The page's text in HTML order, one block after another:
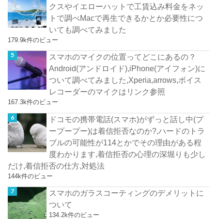
クスやイエローハットで工賃込み料金をネッ
トで調べMacで再生できるかとか必要性につ
いても調べてみました
179.9k件のビュー
スマホのマイクの位置ってどこにあるの？
Android(アンドロイド),iPhone(アイフォン)に
ついて調べてみました,Xperia,arrows,ボイス
レコーダーのマイクはリンク参照
167.3k件のビュー
ドコモの携帯電話(スマホ)がずっと話し中(プ
ープープー)は着信拒否なのか?,ハードのトラ
ブルの可能性が114とかでその理由がある程
度わかります,着信拒否の心理の深堀りも少し
だけ,着信拒否の仕方,対処法
144k件のビュー
スマホのガラスコーティングのデメリットに
ついて
134.2k件のビュー